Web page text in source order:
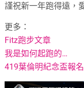
謹祝新一年跑得遠，
更多：
Fitz跑步文章
我是如何起跑的…
419葉倫明紀念盃報